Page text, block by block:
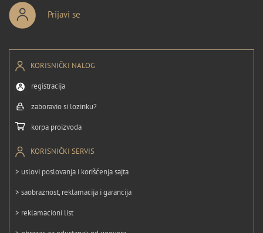
Prijavi se
KORISNIČKI NALOG
registracija
zaboravio si lozinku?
korpa proizvoda
KORISNIČKI SERVIS
> uslovi poslovanja i korišćenja sajta
> saobraznost, reklamacija i garancija
> reklamacioni list